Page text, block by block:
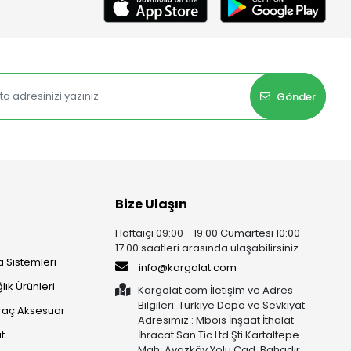
Gönder
Sistemleri
Ürünleri
Aksesuar
Bize Ulaşın
Haftaiçi 09:00 - 19:00 Cumartesi 10:00 -
17:00 saatleri arasında ulaşabilirsiniz.
info@kargolat.com
Kargolat.com İletişim ve Adres
Bilgileri: Türkiye Depo ve Sevkiyat
Adresimiz : Mbois İnşaat İthalat
İhracat San.Tic.Ltd.Şti Kartaltepe